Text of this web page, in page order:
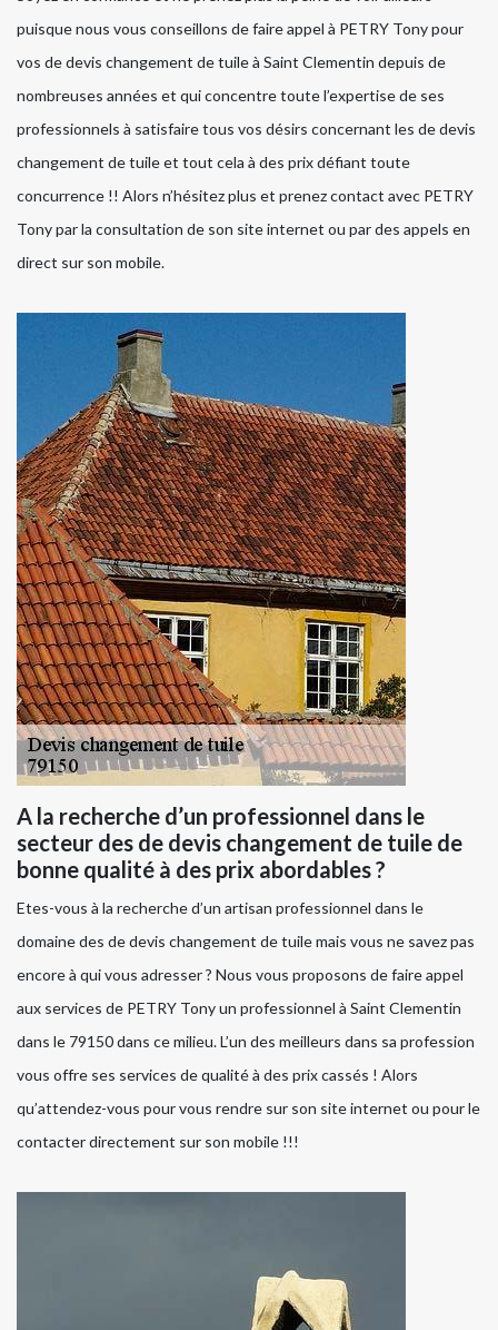
puisque nous vous conseillons de faire appel à PETRY Tony pour
vos de devis changement de tuile à Saint Clementin depuis de
nombreuses années et qui concentre toute l’expertise de ses
professionnels à satisfaire tous vos désirs concernant les de devis
changement de tuile et tout cela à des prix défiant toute
concurrence !! Alors n’hésitez plus et prenez contact avec PETRY
Tony par la consultation de son site internet ou par des appels en
direct sur son mobile.
A la recherche d’un professionnel dans le
secteur des de devis changement de tuile de
bonne qualité à des prix abordables ?
Etes-vous à la recherche d’un artisan professionnel dans le
domaine des de devis changement de tuile mais vous ne savez pas
encore à qui vous adresser ? Nous vous proposons de faire appel
aux services de PETRY Tony un professionnel à Saint Clementin
dans le 79150 dans ce milieu. L’un des meilleurs dans sa profession
vous offre ses services de qualité à des prix cassés ! Alors
qu’attendez-vous pour vous rendre sur son site internet ou pour le
contacter directement sur son mobile !!!